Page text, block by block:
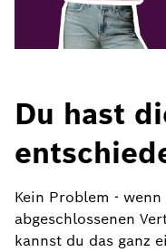
Du hast
Kein Problem -
abgeschlossenen
kannst du das ganz